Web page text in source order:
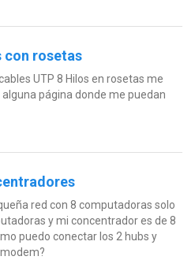
con rosetas
UTP 8 Hilos en rosetas me
página donde me puedan
red con 8 computadoras solo
y mi concentrador es de 8
puedo conectar los 2 hubs y